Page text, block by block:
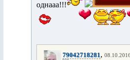
однааа!!!
79042718281,